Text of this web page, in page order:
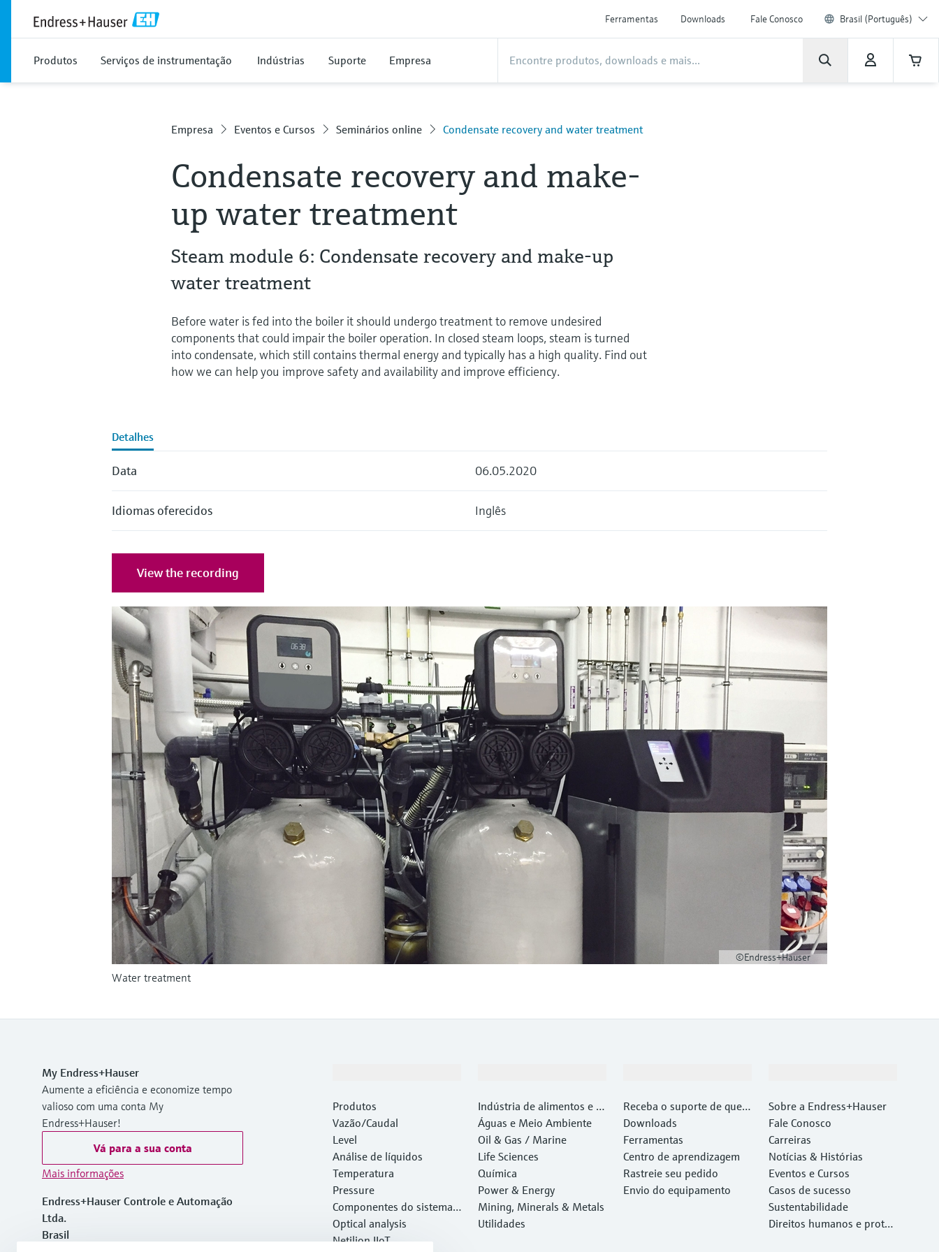
Ferramentas Downloads Fale Conosco Brasil (Português)
Produtos Serviços de instrumentação Indústrias Suporte Empresa
Empresa Eventos e Cursos Seminários online Condensate recovery and water treatment
Condensate recovery and make-
up water treatment
Steam module 6: Condensate recovery and make-up
water treatment
Before water is fed into the boiler it should undergo treatment to remove undesired
components that could impair the boiler operation. In closed steam loops, steam is turned
into condensate, which still contains thermal energy and typically has a high quality. Find out
how we can help you improve safety and availability and improve efficiency.
Detalhes
Data 06.05.2020
Idiomas oferecidos Inglês
View the recording
©Endress+Hauser
Water treatment
My Endress+Hauser
Aumente a eficiência e economize tempo
valioso com uma conta My
Endress+Hauser!
Vá para a sua conta
Mais informações
Endress+Hauser Controle e Automação
Ltda.
Brasil
Produtos
Vazão/Caudal
Level
Análise de líquidos
Temperatura
Pressure
Componentes do sistema e
gerenciadores de dados
Optical analysis
Netilion IIoT
Indústria de alimentos e b
ebidas
Águas e Meio Ambiente
Oil & Gas / Marine
Life Sciences
Química
Power & Energy
Mining, Minerals & Metals
Utilidades
Receba o suporte de que v
ocê precisa, rapidamente!
Downloads
Ferramentas
Centro de aprendizagem
Rastreie seu pedido
Envio do equipamento
Sobre a Endress+Hauser
Fale Conosco
Carreiras
Notícias & Histórias
Eventos e Cursos
Casos de sucesso
Sustentabilidade
Direitos humanos e proteç